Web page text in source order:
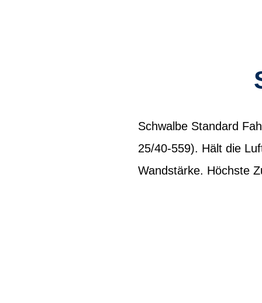
Schwalbe Standard
25/40-559). Hält die
Wandstärke. Höchste